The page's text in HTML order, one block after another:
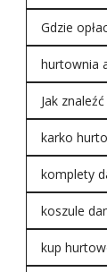
Gdzie
hurtownia
Jak
karko
komplety
koszule
kup